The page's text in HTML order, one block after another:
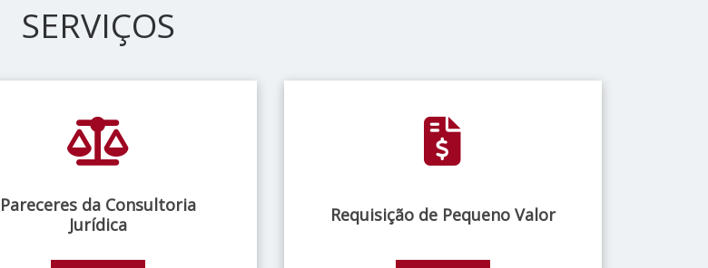
SERVIÇOS
Pareceres da Consultoria
Jurídica
Requisição de Pequeno Valor